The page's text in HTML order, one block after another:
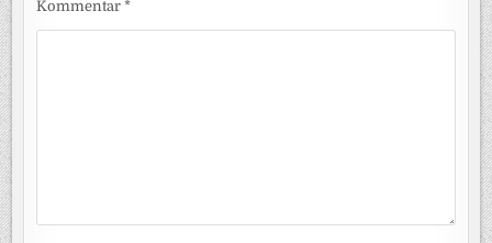
Kommentar*